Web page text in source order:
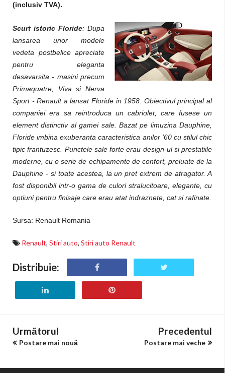
(inclusiv TVA).
Scurt istoric Floride: Dupa
lansarea unor modele
vedeta postbelice apreciate
pentru eleganta
desavarsita - masini precum
Primaquatre, Viva si Nerva
Sport - Renault a lansat Floride in 1958. Obiectivul principal al
companiei era sa reintroduca un cabriolet, care fusese un
element distinctiv al gamei sale. Bazat pe limuzina Dauphine,
Floride imbina exuberanta caracteristica anilor ’60 cu stilul chic
tipic frantuzesc. Punctele sale forte erau design-ul si prestatiile
moderne, cu o serie de echipamente de confort, preluate de la
Dauphine - si toate acestea, la un pret extrem de atragator. A
fost disponibil intr-o gama de culori stralucitoare, elegante, cu
optiuni pentru finisaje care erau atat indraznete, cat si rafinate.
Sursa: Renault Romania
Renault, Stiri auto, Stiri auto Renault
Distribuie:
Următorul
Postare mai nouă
Precedentul
Postare mai veche